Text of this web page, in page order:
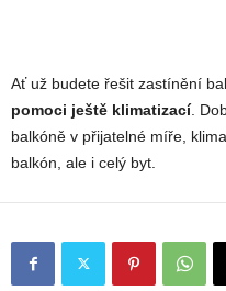
Ať už budete řešit zastínění
pomoci ještě klimatizací.
balkóně v přijatelné míře,
balkón, ale i celý byt.